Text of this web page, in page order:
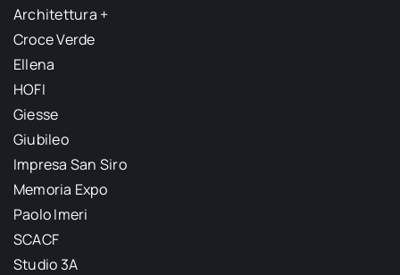
Architettura +
Croce Verde
Ellena
HOFI
Giesse
Giubileo
Impresa San Siro
Memoria Expo
Paolo Imeri
SCACF
Studio 3A